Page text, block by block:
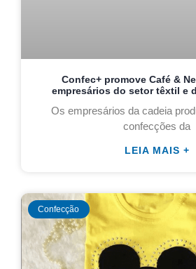
Confec+ promove Café &
empresários do setor têxtil e
Os empresários da cadeia
confecções da
LEIA MAIS +
Confecção